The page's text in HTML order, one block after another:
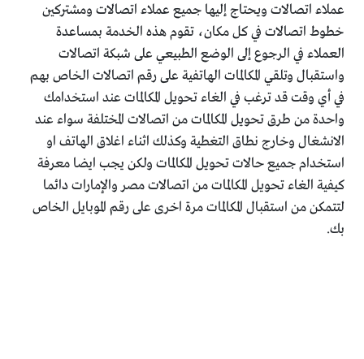
عملاء اتصالات ويحتاج إليها جميع عملاء اتصالات ومشتركين
خطوط اتصالات في كل مكان، تقوم هذه الخدمة بمساعدة
العملاء في الرجوع إلى الوضع الطبيعي على شبكة اتصالات
واستقبال وتلقي المكالمات الهاتفية على رقم اتصالات الخاص بهم
في أي وقت قد ترغب في الغاء تحويل المكالمات عند استخدامك
واحدة من طرق تحويل المكالمات من اتصالات المختلفة سواء عند
الانشغال وخارج نطاق التغطية وكذلك اثناء اغلاق الهاتف او
استخدام جميع حالات تحويل المكالمات ولكن يجب ايضا معرفة
كيفية الغاء تحويل المكالمات من اتصالات مصر والإمارات دائما
لتتمكن من استقبال المكالمات مرة اخرى على رقم الموبايل الخاص
بك.